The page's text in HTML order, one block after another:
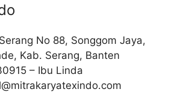
No 88, Songgom Jaya,
Kab. Serang, Banten
– Ibu Linda